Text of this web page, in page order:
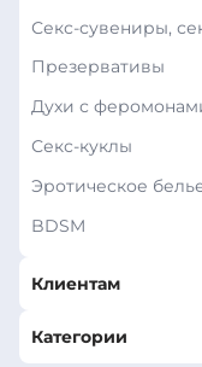
Секс-сувениры,
Презервативы
Духи с
Секс-куклы
Эротическое
BDSM
Клиентам
Категории